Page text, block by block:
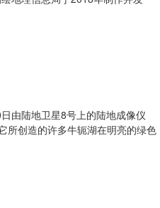
由陆地卫星8号上的陆地成像仪
所创造的许多牛轭湖在明亮的绿色